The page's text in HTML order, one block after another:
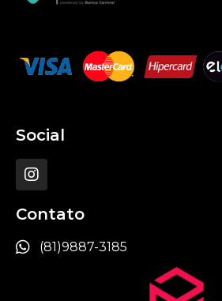
Social
Contato
(81)9887-3185